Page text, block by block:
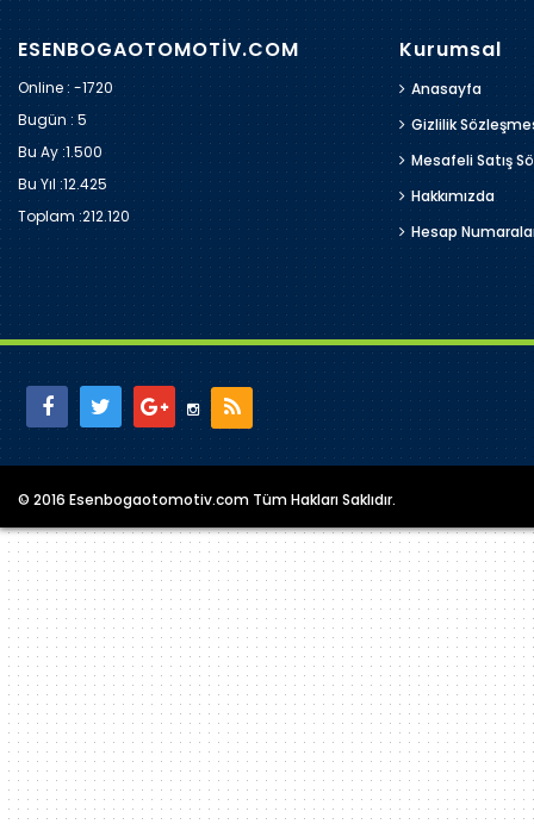
ESENBOGAOTOMOTİV.COM
Online : -1720
Bugün :5
Bu Ay :1.500
Bu Yıl :12.425
Toplam :212.120
Kurumsal
Anasayfa
Gizlilik
Mesafeli Satış
Hakkımızda
Hesap
© 2016 Esenbogaotomotiv.com Tüm Hakları Saklıdır.